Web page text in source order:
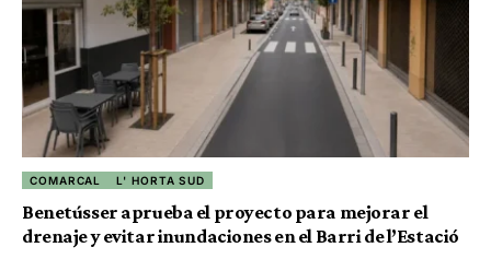
COMARCAL L' HORTA SUD
Benetússer aprueba el proyecto para mejorar el
drenaje y evitar inundaciones en el Barri de l’Estació